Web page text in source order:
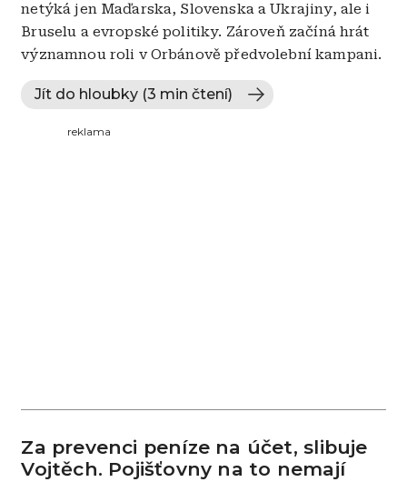
netýká jen Maďarska, Slovenska a Ukrajiny, ale i
Bruselu a evropské politiky. Zároveň začíná hrát
významnou roli v Orbánově předvolební kampani.
Jít do hloubky (3 min čtení)
reklama
Za prevenci peníze na účet, slibuje
Vojtěch. Pojišťovny na to nemají